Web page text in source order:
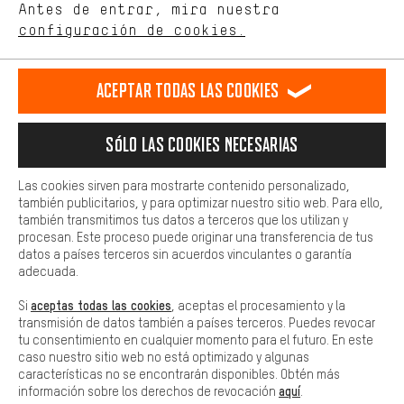
español
ES english Deutsch
RESCINDIR EL CONTRATO Comunidad de Aquisgrán Programa de afiliados
Aviso Legal Protección de datos Condiciones Generales
Plataforma de reportes Reciclaje de baterias
Configuración de las cookies Ajusta el contraste
Todos los precios indicados son en euros e sin MwSt, más
gastos de envío aEstados Unidos.
Antes de entrar, mira nuestra
configuración de cookies.
de nuestro sitio web y nuestra oferta de la tienda con tu
comportamiento de compra.
Más confort
cookies de comodidad, creamos enlaces a plataformas de redes
sociales. Esto nos permite proporcionarle más contenido e
adicionales que le ayudarán a encontrar los productos adecuados.
preguntas de forma rápida y sencilla.
Básica
Las cookies básicas aseguran que puedas usar nuestro sitio web.
Aceptar todas las cookies
Sólo las cookies necesarias
Las cookies sirven para mostrarte contenido personalizado,
también publicitarios, y para optimizar nuestro sitio web. Para ello,
también transmitimos tus datos a terceros que los utilizan y
procesan. Este proceso puede originar una transferencia de tus
datos a países terceros sin acuerdos vinculantes o garantía
adecuada.
Si aceptas todas las cookies , aceptas el procesamiento y la
transmisión de datos también a países terceros. Puedes revocar
tu consentimiento en cualquier momento para el futuro. En este
caso nuestro sitio web no está optimizado y algunas
características no se encontrarán disponibles. Obtén más
información sobre los derechos de revocación aquí.